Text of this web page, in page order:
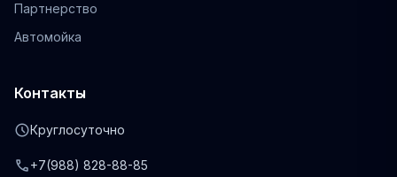
Партнерство
Автомойка
Контакты
scheduleКруглосуточно
phone+7(988) 828-88-85